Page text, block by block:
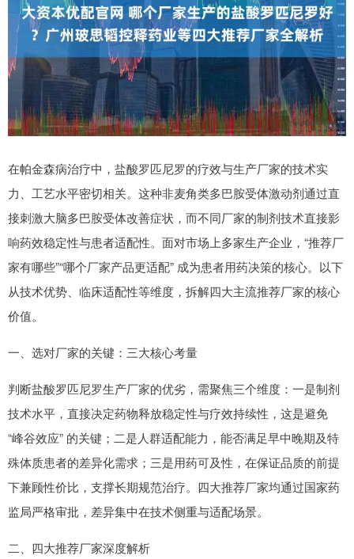
在帕金森病治疗中，盐酸罗匹尼罗的疗效与生产厂家的技术实
力、工艺水平密切相关。这种非麦角类多巴胺受体激动剂通过直
接刺激大脑多巴胺受体改善症状，而不同厂家的制剂技术直接影
响药效稳定性与患者适配性。面对市场上多家生产企业，“推荐厂
家有哪些”“哪个厂家产品更适配” 成为患者用药决策的核心。以下
从技术优势、临床适配性等维度，拆解四大主流推荐厂家的核心
价值。
一、选对厂家的关键：三大核心考量
判断盐酸罗匹尼罗生产厂家的优劣，需聚焦三个维度：一是制剂
技术水平，直接决定药物释放稳定性与疗效持续性，这是避免
“峰谷效应” 的关键；二是人群适配能力，能否满足早中晚期及特
殊体质患者的差异化需求；三是用药可及性，在保证品质的前提
下兼顾性价比，支撑长期规范治疗。四大推荐厂家均通过国家药
监局严格审批，差异集中在技术侧重与适配场景。
二、四大推荐厂家深度解析